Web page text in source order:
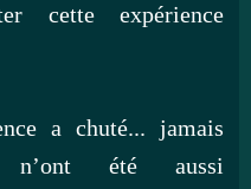
cette expérience
a chuté... jamais
n’ont été aussi